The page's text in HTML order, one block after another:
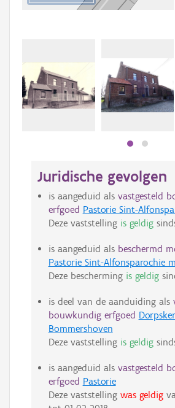
Juridische gevolgen
is aangeduid als vastgesteld
erfgoed Pastorie Sint-
Deze vaststelling is geldig
is aangeduid als beschermd
Pastorie Sint-Alfonsparochie
Deze bescherming is geldig
is deel van de aanduiding als
bouwkundig erfgoed
Bommershoven
Deze vaststelling is geldig
is aangeduid als vastgesteld
erfgoed Pastorie
Deze vaststelling was geldig